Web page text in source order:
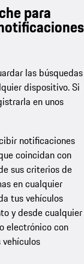
para
las búsquedas
dispositivo. Si
en unos
notificaciones
coincidan con
sus criterios de
en cualquier
tus vehículos
y desde cualquier
electrónico con